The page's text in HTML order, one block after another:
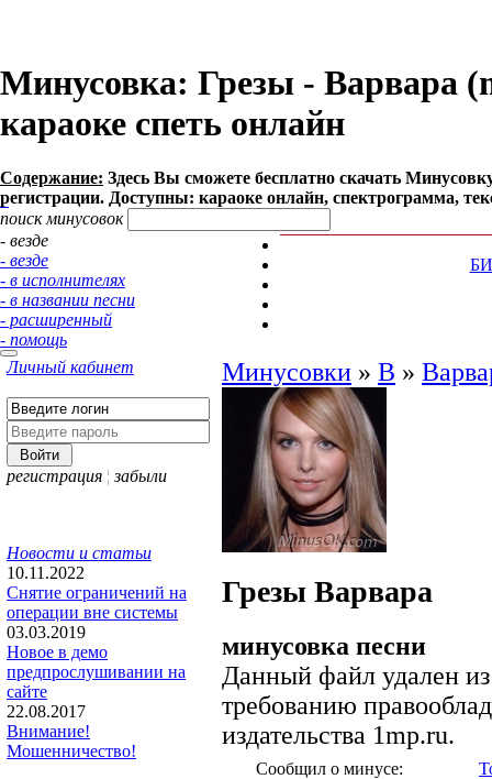
Минусовка: Грезы - Варвара
караоке спеть онлайн
Содержание: Здесь Вы сможете бесплатно cкачать
регистрации. Доступны: караоке онлайн, спектрограмма,
поиск минусовок
- везде
- везде
- в исполнителях
- в названии песни
- расширенный
- помощь
Личный кабинет
регистрация ¦ забыли
Новости и статьи
10.11.2022
Снятие ограничений на
операции вне системы
03.03.2019
Новое в демо
предпрослушивании на
сайте
22.08.2017
Внимание!
Мошенничество!
Минусовки » В »
Грезы Варвара
минусовка песни
Данный файл удален
требованию
издательства 1mp.ru.
Сообщил о минусе: